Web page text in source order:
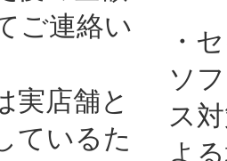
ご連絡い
実店舗と
ているた
・
ソ
ス
よ